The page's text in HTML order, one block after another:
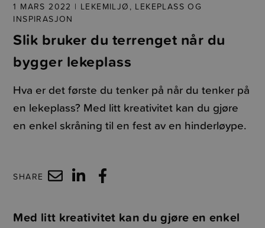
1 MARS 2022 | LEKEMILJØ, LEKEPLASS OG
INSPIRASJON
Slik bruker du terrenget når du
bygger lekeplass
Hva er det første du tenker på når du tenker på
en lekeplass? Med litt kreativitet kan du gjøre
en enkel skråning til en fest av en hinderløype.
SHARE
Med litt kreativitet kan du gjøre en enkel